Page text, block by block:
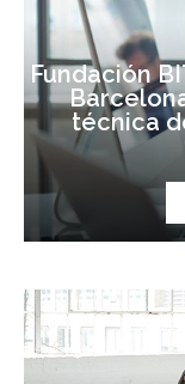
Fundación
técnica